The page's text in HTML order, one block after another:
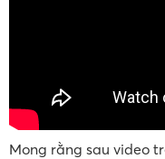
Mong rằng sau video